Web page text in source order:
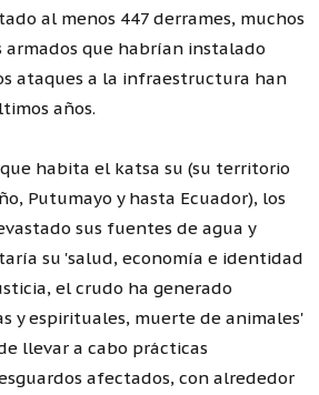
al menos 447 derrames, muchos
armados que habrían instalado
ataques a la infraestructura han
años.
habita el katsa su (su territorio
Putumayo y hasta Ecuador), los
sus fuentes de agua y
su 'salud, economía e identidad
el crudo ha generado
y espirituales, muerte de animales'
llevar a cabo prácticas
afectados, con alrededor